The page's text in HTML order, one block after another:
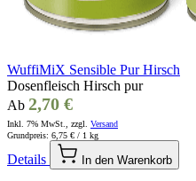
WuffiMiX Sensible Pur Hirsch
Dosenfleisch Hirsch pur
Ab 2,70 €
Inkl. 7% MwSt., zzgl. Versand
Grundpreis: 6,75 € / 1 kg
Details In den Warenkorb